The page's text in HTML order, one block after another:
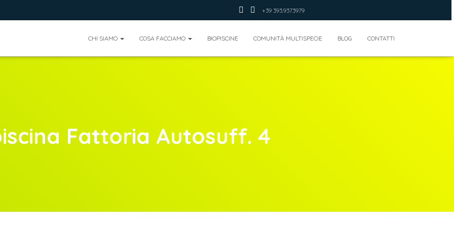
+39 393.9373979
CHI SIAMO COSA FACCIAMO BIOPISCINE COMUNITÀ MULTISPECIE BLOG CONTATTI
Fattoria Autosuff. 4